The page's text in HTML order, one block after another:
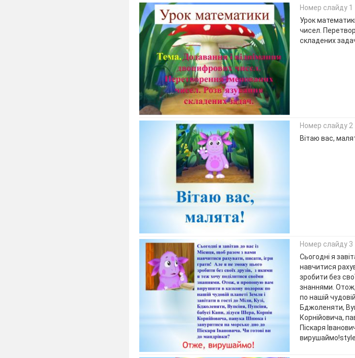
Номер слайду 1
Урок
чисел.
складених
Номер слайду 2
Вітаю вас,
Номер слайду 3
Сьогодні я
навчитися
зробити без
знаннями.
по нашій
Бджоленяти,
Корнійовича,
Піскаря